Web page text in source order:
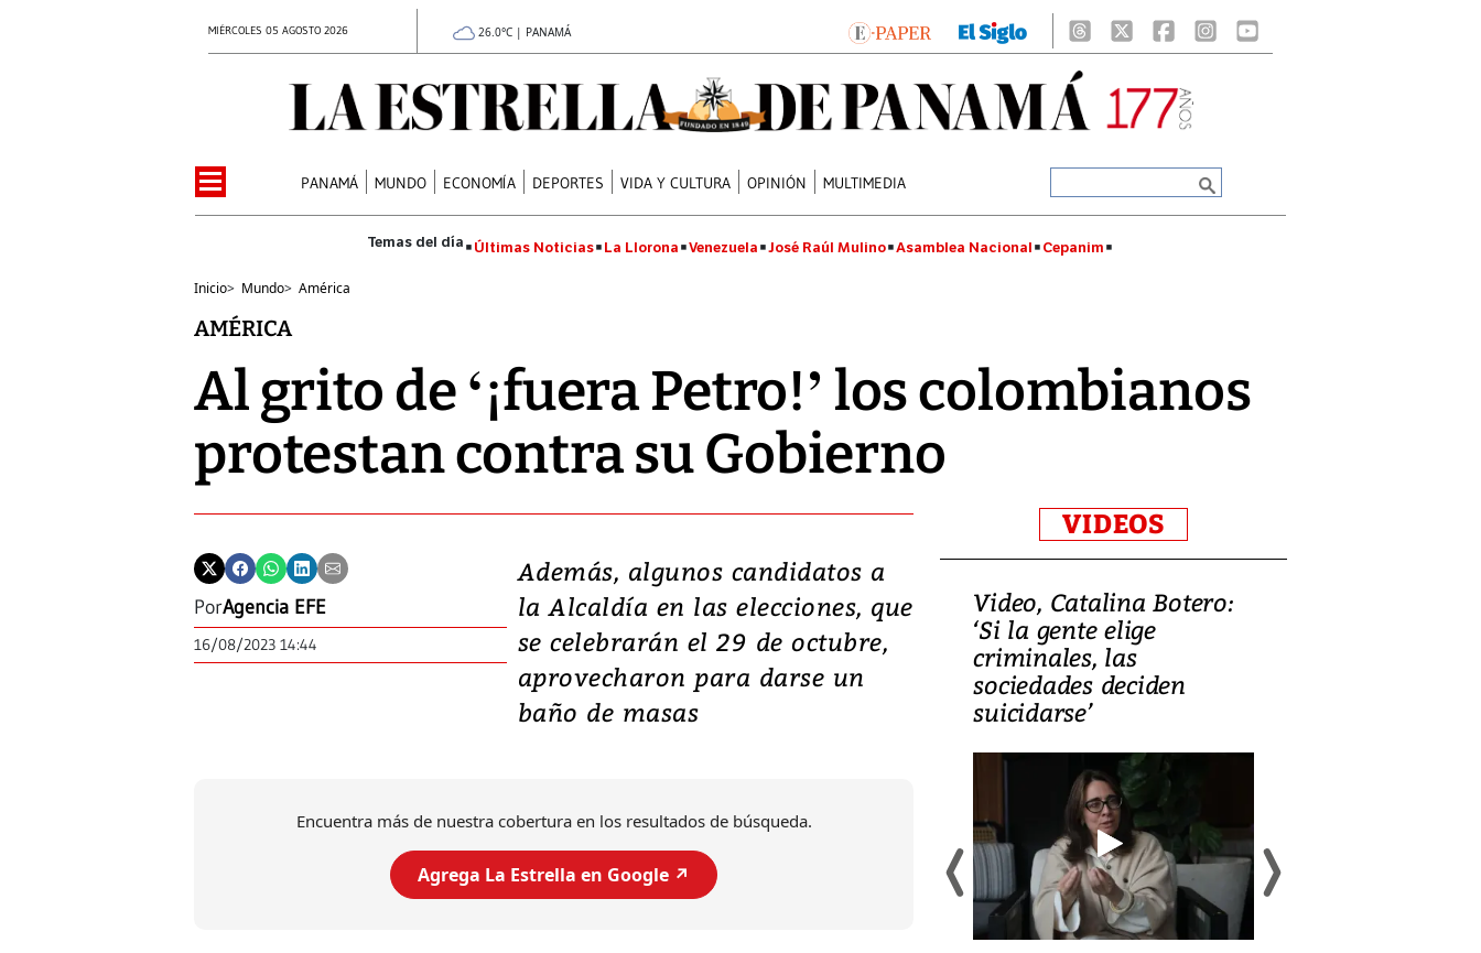
MIÉRCOLES 05 AGOSTO 2026 26.0°C | PANAMÁ
PANAMÁ MUNDO ECONOMÍA DEPORTES VIDA Y CULTURA OPINIÓN MULTIMEDIA
Últimas Noticias La Llorona Venezuela José Raúl Mulino Asamblea Nacional Cepanim
Inicio> Mundo> América
AMÉRICA
Al grito de ‘¡fuera Petro!’ los colombianos
protestan contra su Gobierno
PorAgencia EFE
16/08/2023 14:44
Además, algunos candidatos a
la Alcaldía en las elecciones, que
se celebrarán el 29 de octubre,
aprovecharon para darse un
baño de masas
Encuentra más de nuestra cobertura en los resultados de búsqueda.
Agrega La Estrella en Google ↗️
VIDEOS
Video, Japón: Terremoto
deja heridos y graves
daños en Kumamoto
Video, Catalina Botero:
‘Si la gente elige
criminales, las
sociedades deciden
suicidarse’